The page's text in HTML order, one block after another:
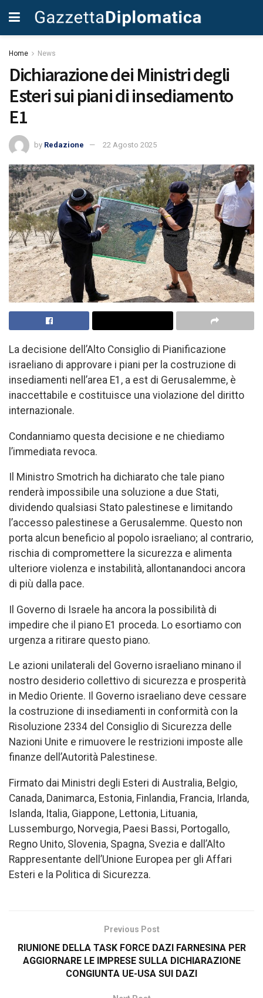
Home News
Dichiarazione dei Ministri degli
Esteri sui piani di insediamento
E1
by Redazione 22 Agosto 2025
La decisione dell’Alto Consiglio di Pianificazione
israeliano di approvare i piani per la costruzione di
insediamenti nell’area E1, a est di Gerusalemme, è
inaccettabile e costituisce una violazione del diritto
internazionale.
Condanniamo questa decisione e ne chiediamo
l’immediata revoca.
Il Ministro Smotrich ha dichiarato che tale piano
renderà impossibile una soluzione a due Stati,
dividendo qualsiasi Stato palestinese e limitando
l’accesso palestinese a Gerusalemme. Questo non
porta alcun beneficio al popolo israeliano; al contrario,
rischia di compromettere la sicurezza e alimenta
ulteriore violenza e instabilità, allontanandoci ancora
di più dalla pace.
Il Governo di Israele ha ancora la possibilità di
impedire che il piano E1 proceda. Lo esortiamo con
urgenza a ritirare questo piano.
Le azioni unilaterali del Governo israeliano minano il
nostro desiderio collettivo di sicurezza e prosperità
in Medio Oriente. Il Governo israeliano deve cessare
la costruzione di insediamenti in conformità con la
Risoluzione 2334 del Consiglio di Sicurezza delle
Nazioni Unite e rimuovere le restrizioni imposte alle
finanze dell’Autorità Palestinese.
Firmato dai Ministri degli Esteri di Australia, Belgio,
Canada, Danimarca, Estonia, Finlandia, Francia, Irlanda,
Islanda, Italia, Giappone, Lettonia, Lituania,
Lussemburgo, Norvegia, Paesi Bassi, Portogallo,
Regno Unito, Slovenia, Spagna, Svezia e dall’Alto
Rappresentante dell’Unione Europea per gli Affari
Esteri e la Politica di Sicurezza.
Previous Post
RIUNIONE DELLA TASK FORCE DAZI FARNESINA PER
AGGIORNARE LE IMPRESE SULLA DICHIARAZIONE
CONGIUNTA UE-USA SUI DAZI